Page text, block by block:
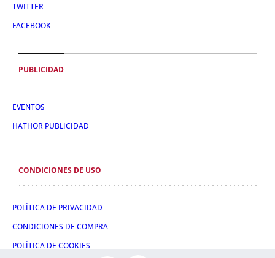
TWITTER
FACEBOOK
PUBLICIDAD
EVENTOS
HATHOR PUBLICIDAD
CONDICIONES DE USO
POLÍTICA DE PRIVACIDAD
CONDICIONES DE COMPRA
POLÍTICA DE COOKIES